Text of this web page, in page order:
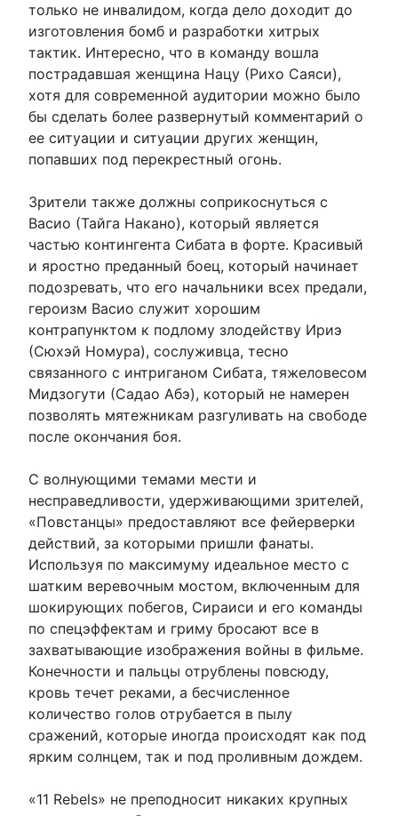
только не инвалидом, когда дело доходит до
изготовления бомб и разработки хитрых
тактик. Интересно, что в команду вошла
пострадавшая женщина Нацу (Рихо Саяси),
хотя для современной аудитории можно было
бы сделать более развернутый комментарий о
ее ситуации и ситуации других женщин,
попавших под перекрестный огонь.
Зрители также должны соприкоснуться с
Васио (Тайга Накано), который является
частью контингента Сибата в форте. Красивый
и яростно преданный боец, который начинает
подозревать, что его начальники всех предали,
героизм Васио служит хорошим
контрапунктом к подлому злодейству Ириэ
(Сюхэй Номура), сослуживца, тесно
связанного с интриганом Сибата, тяжеловесом
Мидзогути (Садао Абэ), который не намерен
позволять мятежникам разгуливать на свободе
после окончания боя.
С волнующими темами мести и
несправедливости, удерживающими зрителей,
«Повстанцы» предоставляют все фейерверки
действий, за которыми пришли фанаты.
Используя по максимуму идеальное место с
шатким веревочным мостом, включенным для
шокирующих побегов, Сираиси и его команды
по спецэффектам и гриму бросают все в
захватывающие изображения войны в фильме.
Конечности и пальцы отрублены повсюду,
кровь течет реками, а бесчисленное
количество голов отрубается в пылу
сражений, которые иногда происходят как под
ярким солнцем, так и под проливным дождем.
«11 Rebels» не преподносит никаких крупных